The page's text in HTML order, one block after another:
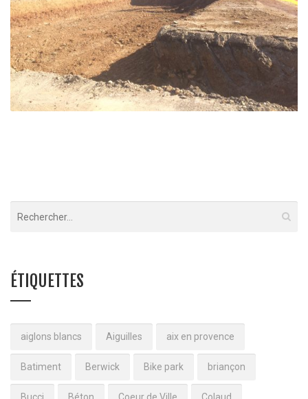
ÉTIQUETTES
aiglons blancs Aiguilles aix en provence
Batiment Berwick Bike park briançon